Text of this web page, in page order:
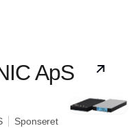
ApS
Sponseret